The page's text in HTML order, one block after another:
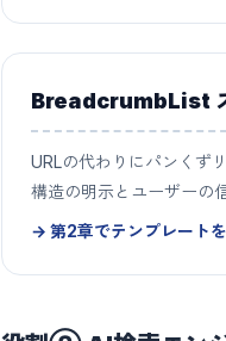
BreadcrumbList
URLの代わりにパンくず
構造の明示とユーザーの
→ 第2章でテンプレート